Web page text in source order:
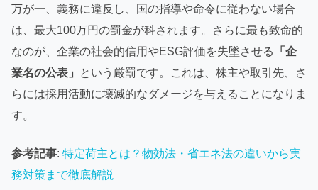
万が一、義務に違反し、国の指導や命令に従わない場合
は、最大100万円の罰金が科されます。さらに最も致命的
なのが、企業の社会的信用やESG評価を失墜させる
「企
業名の公表」
という厳罰です。これは、株主や取引先、さ
らには採用活動に壊滅的なダメージを与えることになりま
す。
参考記事: 特定荷主とは？物効法・省エネ法の違いから実
務対策まで徹底解説